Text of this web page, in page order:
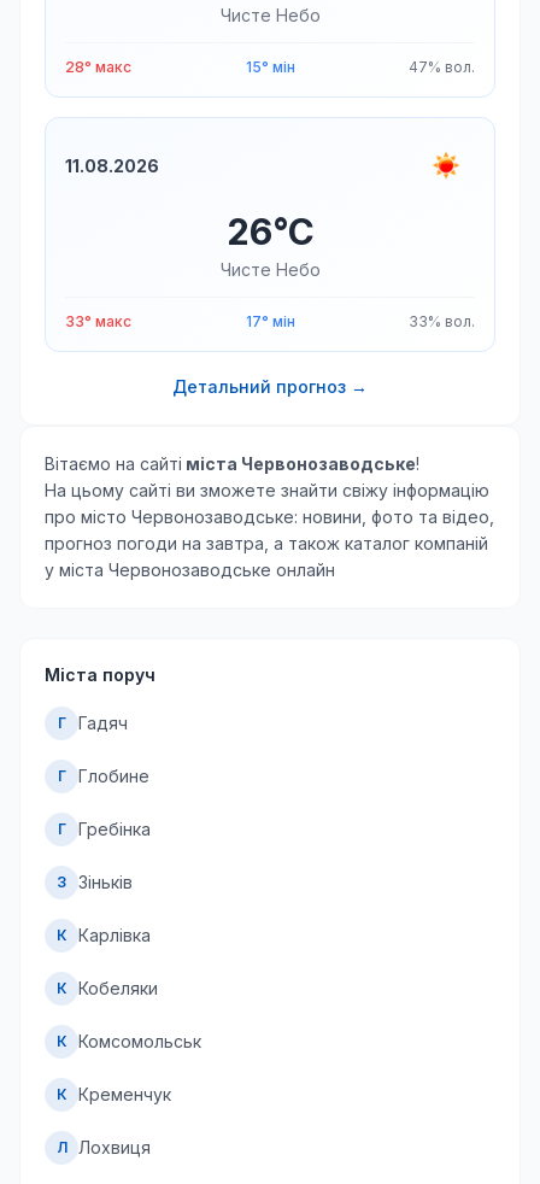
Чисте Небо
28° макс 15° мін 47% вол.
11.08.2026
26°C
Чисте Небо
33° макс 17° мін 33% вол.
Детальний прогноз →
Вітаємо на сайті міста Червонозаводське!
На цьому сайті ви зможете знайти свіжу інформацію
про місто Червонозаводське: новини, фото та відео,
прогноз погоди на завтра, а також каталог компаній
у міста Червонозаводське онлайн
Міста поруч
Г Гадяч
Г Глобине
Г Гребінка
З Зіньків
К Карлівка
К Кобеляки
К Комсомольськ
К Кременчук
Л Лохвиця